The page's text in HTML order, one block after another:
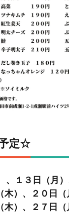
定☆
、１３⽇（⽉
⽊）、２０⽇
⽊）、２７⽇